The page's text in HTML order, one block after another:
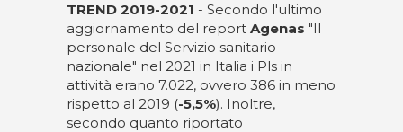
TREND 2019-2021 - Secondo l'ultimo
aggiornamento del report Agenas "Il
personale del Servizio sanitario
nazionale" nel 2021 in Italia i Pls in
attività erano 7.022, ovvero 386 in meno
rispetto al 2019 (-5,5%). Inoltre,
secondo quanto riportato